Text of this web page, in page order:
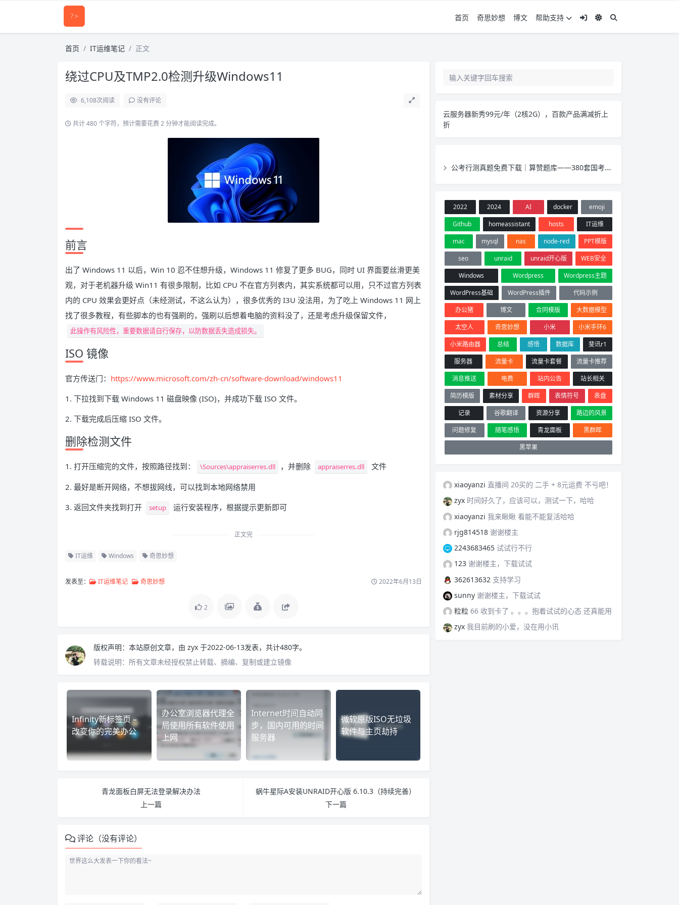
首页 奇思妙想 博文 帮助支持
首页 IT运维笔记 正文
绕过CPU及TMP2.0检测升级Windows11
6,108次阅读 没有评论
共计 480 个字符，预计需要花费 2 分钟才能阅读完成。
前言
出了 Windows 11 以后，Win 10 忍不住想升级，Windows 11 修复了更多 BUG，同时 UI 界面要丝滑更美
观，对于老机器升级 Win11 有很多限制，比如 CPU 不在官方列表内，其实系统都可以用，只不过官方列表
内的 CPU 效果会更好点（未经测试，不这么认为），很多优秀的 I3U 没法用，为了吃上 Windows 11 网上
找了很多教程，有些脚本的也有强刷的，强刷以后想着电脑的资料没了，还是考虑升级保留文件，
此操作有风险性，重要数据请自行保存，以防数据丢失造成损失。
ISO 镜像
官方传送门： https://www.microsoft.com/zh-cn/software-download/windows11
1. 下拉找到下载 Windows 11 磁盘映像 (ISO)，并成功下载 ISO 文件。
2. 下载完成后压缩 ISO 文件。
删除检测文件
1. 打开压缩完的文件，按照路径找到： \Sources\appraiserres.dll ，并删除 appraiserres.dll 文件
2. 最好是断开网络，不想拔网线，可以找到本地网络禁用
3. 返回文件夹找到打开
setup 运行安装程序，根据提示更新即可
正文完
IT运维 Windows 奇思妙想
发表至： IT运维笔记 奇思妙想 2022年6月13日
2
版权声明： 本站原创文章，由 zyx 于2022-06-13发表，共计480字。
转载说明： 所有文章未经授权禁止转载、摘编、复制或建立镜像
Infinity新标签页 –
改变你的完美办公
办公室浏览器代理全
局使用所有软件使用
上网
Internet时间自动同
步，国内可用的时间
服务器
微软原版ISO无垃圾
软件与主页劫持
青龙面板白屏无法登录解决办法
上一篇
蜗牛星际A安装UNRAID开心版 6.10.3（持续完善）
下一篇
评论（没有评论）
云服务器新秀99元/年（2核2G），百款产品满减折上
折
公考行测真题免费下载｜算赞题库——380套国考省考真题PDF，覆盖2017-2026年
2022 2024 AI docker
emoji
Github
homeassistant hosts
IT运维
mac
mysql nas node-red
PPT模版
seo
unraid unraid开心版
WEB安全
Windows
Wordpress
Wordpress主题
WordPress基础
WordPress插件
代码示例
办公猪
博文 合同模版
大数据模型
太空人
奇思妙想 小米
小米手环6
小米路由器
总结 感悟 数据库
斐讯r1
服务器
流量卡 流量卡套餐
流量卡推荐
消息推送
电费 站内公告
站长相关
简历模版
素材分享 群晖 表情符号
表盘
记录
谷歌翻译 资源分享
路边的风景
问题修复
随笔感悟 青龙面板
黑群晖
黑苹果
xiaoyanzi 直播间 20买的 二手 + 8元运费 不亏吧！
zyx 时间好久了，应该可以，测试一下，哈哈
xiaoyanzi 我来瞅瞅 看能不能复活哈哈
rjg814518 谢谢楼主
2243683465 试试行不行
123 谢谢楼主，下载试试
362613632 支持学习
sunny 谢谢楼主，下载试试
粒粒 66 收到卡了 。。。抱着试试的心态 还真能用
zyx 我目前刷的小爱，没在用小讯